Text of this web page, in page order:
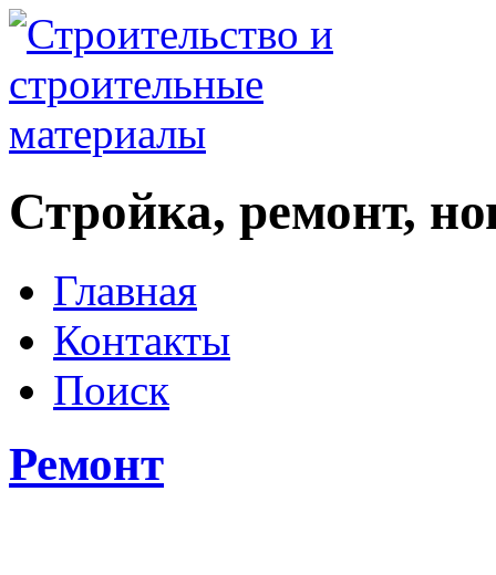
Стройка, ремонт,
Главная
Контакты
Поиск
Ремонт